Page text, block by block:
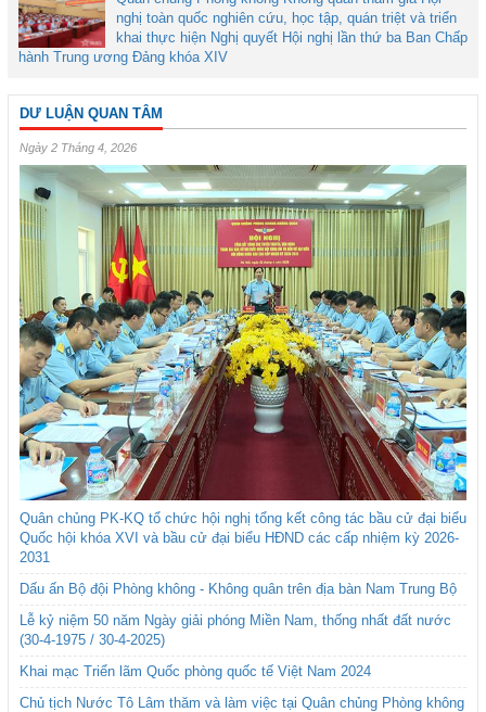
nghị toàn quốc nghiên cứu, học tập, quán triệt và triển
khai thực hiện Nghị quyết Hội nghị lần thứ ba Ban Chấp
hành Trung ương Đảng khóa XIV
DƯ LUẬN QUAN TÂM
Ngày 2 Tháng 4, 2026
Quân chủng PK-KQ tổ chức hội nghị tổng kết công tác bầu cử đại biểu
Quốc hội khóa XVI và bầu cử đại biểu HĐND các cấp nhiệm kỳ 2026-
2031
Dấu ấn Bộ đội Phòng không - Không quân trên địa bàn Nam Trung Bộ
Lễ kỷ niệm 50 năm Ngày giải phóng Miền Nam, thống nhất đất nước
(30-4-1975 / 30-4-2025)
Khai mạc Triển lãm Quốc phòng quốc tế Việt Nam 2024
Chủ tịch Nước Tô Lâm thăm và làm việc tại Quân chủng Phòng không